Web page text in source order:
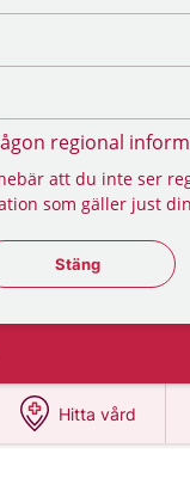
regional
att du inte ser
som gäller just
Stäng
Stäng
Hitta vård
på 1177.se